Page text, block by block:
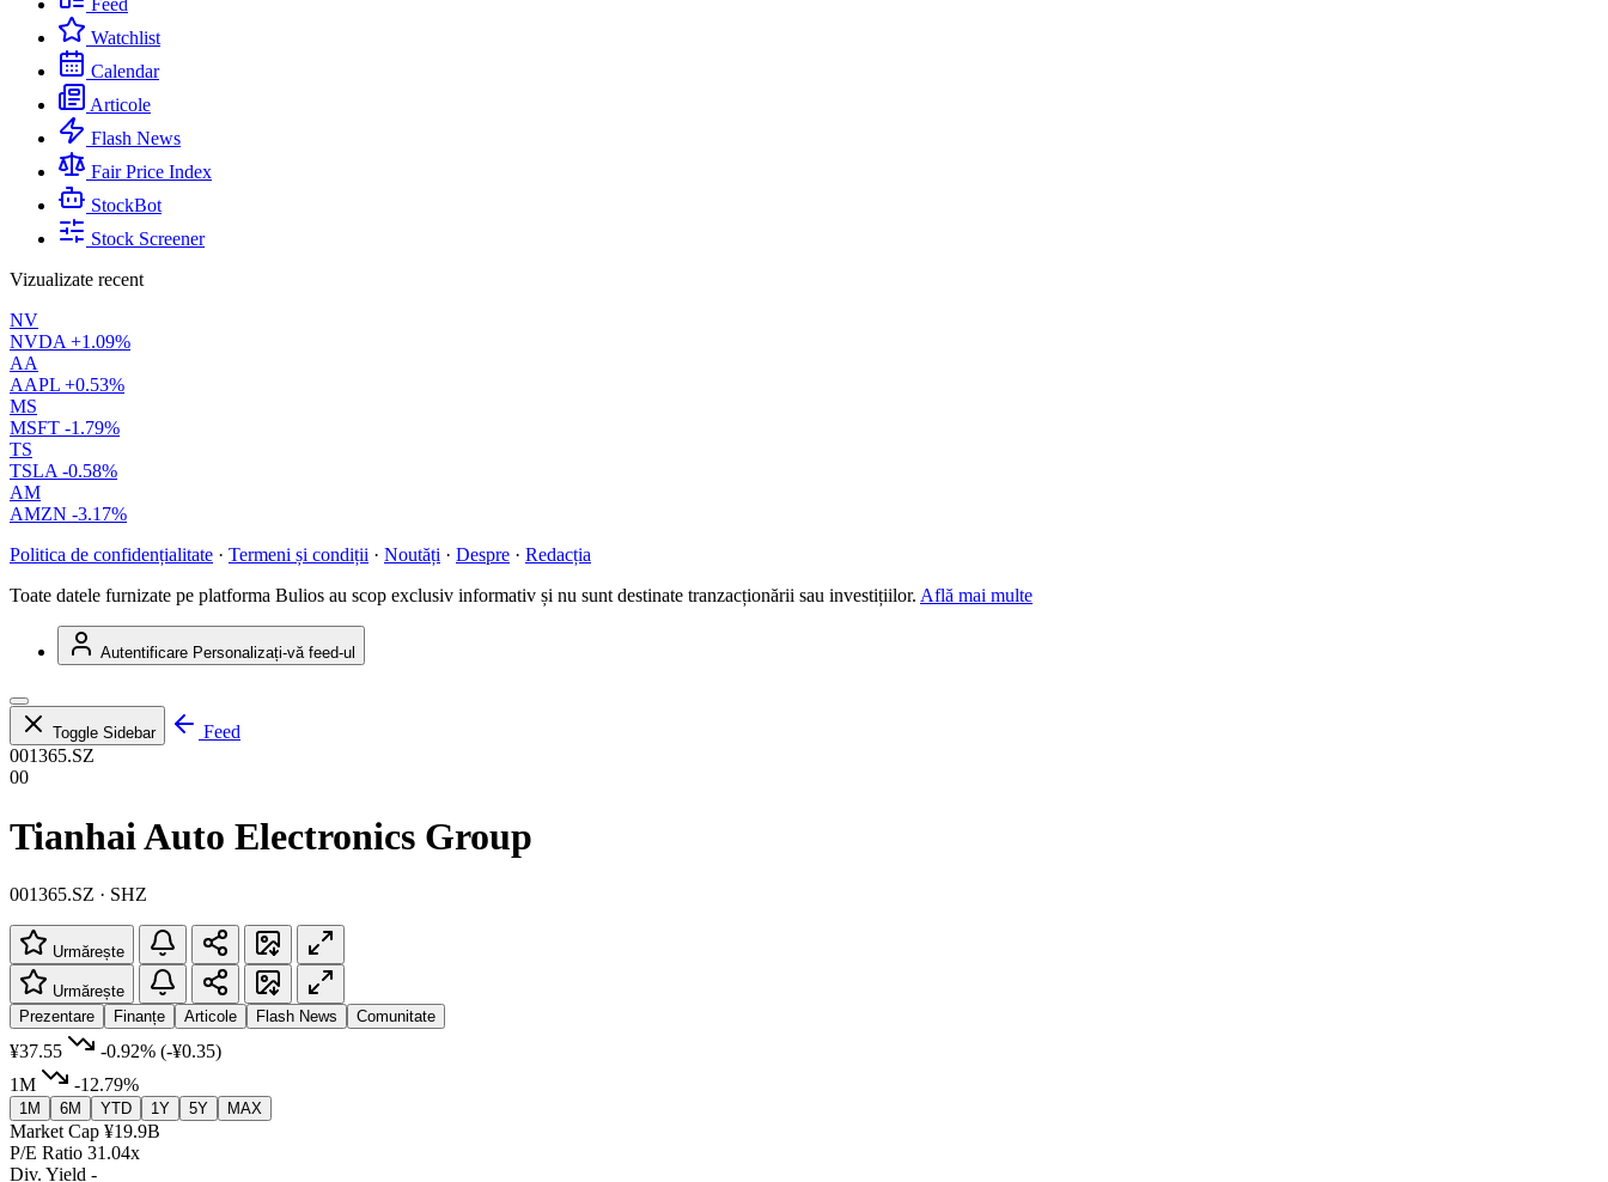
Feed
Watchlist
Calendar
Articole
Flash News
Fair Price Index
StockBot
Stock Screener
Vizualizate recent
NV
NVDA +1.09%
AA
AAPL +0.53%
MS
MSFT -1.79%
TS
TSLA -0.58%
AM
AMZN -3.17%
Politica de confidențialitate · Termeni și condiții · Noutăți · Despre · Redacția
Toate datele furnizate pe platforma Bulios au scop exclusiv informativ și nu sunt destinate tranzacționării sau investițiilor. Află mai multe
Autentificare Personalizați-vă feed-ul
Toggle Sidebar
Feed
001365.SZ
00
Tianhai Auto Electronics Group
001365.SZ · SHZ
Urmărește
Urmărește
Prezentare
Finanțe Articole Flash News Comunitate
¥37.55 -0.92% (-¥0.35)
1M
-12.79%
1M 6M YTD 1Y 5Y MAX
Market Cap ¥19.9B
P/E Ratio 31.04x
Div. Yield -